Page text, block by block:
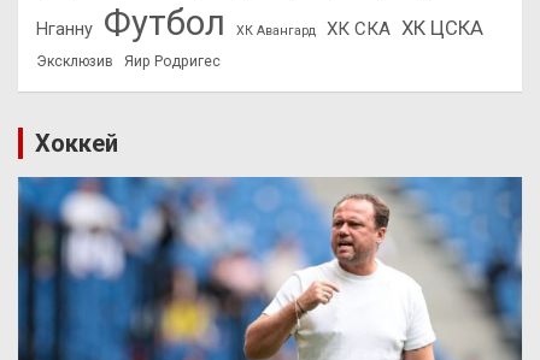
Нганну Футбол ХК Авангард ХК СКА ХК ЦСКА
Эксклюзив Яир Родригес
Хоккей